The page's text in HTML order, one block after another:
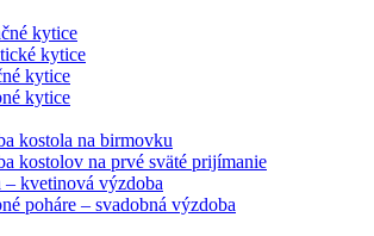
kytice
kytice
kytice
kytice
kostola na birmovku
kostolov na prvé sväté prijímanie
– kvetinová výzdoba
poháre – svadobná výzdoba